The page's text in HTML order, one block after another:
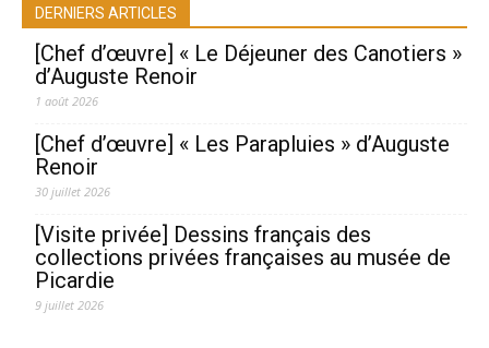
DERNIERS ARTICLES
[Chef d’œuvre] « Le Déjeuner des Canotiers »
d’Auguste Renoir
1 août 2026
[Chef d’œuvre] « Les Parapluies » d’Auguste
Renoir
30 juillet 2026
[Visite privée] Dessins français des
collections privées françaises au musée de
Picardie
9 juillet 2026